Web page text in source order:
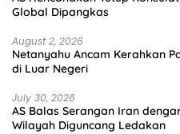
Global Dipangkas
August 2, 2026
Netanyahu Ancam Kerahkan
di Luar Negeri
July 30, 2026
AS Balas Serangan Iran
Wilayah Diguncang Ledakan